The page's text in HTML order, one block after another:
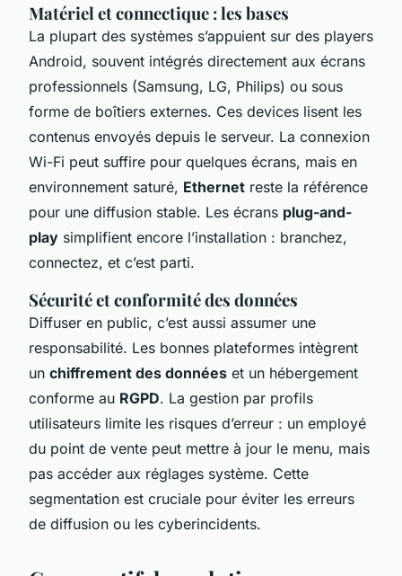
Matériel et connectique : les bases
La plupart des systèmes s’appuient sur des players
Android, souvent intégrés directement aux écrans
professionnels (Samsung, LG, Philips) ou sous
forme de boîtiers externes. Ces devices lisent les
contenus envoyés depuis le serveur. La connexion
Wi-Fi peut suffire pour quelques écrans, mais en
environnement saturé, Ethernet reste la référence
pour une diffusion stable. Les écrans plug-and-
play simplifient encore l’installation : branchez,
connectez, et c’est parti.
Sécurité et conformité des données
Diffuser en public, c’est aussi assumer une
responsabilité. Les bonnes plateformes intègrent
un chiffrement des données et un hébergement
conforme au RGPD. La gestion par profils
utilisateurs limite les risques d’erreur : un employé
du point de vente peut mettre à jour le menu, mais
pas accéder aux réglages système. Cette
segmentation est cruciale pour éviter les erreurs
de diffusion ou les cyberincidents.